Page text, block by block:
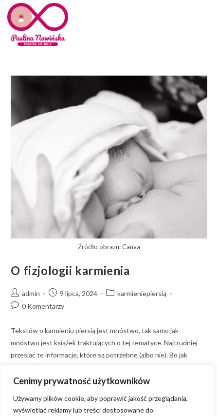
Cenimy prywatność użytkowników
Używamy plików cookie, aby poprawić jakość przeglądania,
wyświetlać reklamy lub treści dostosowane do
Źródło obrazu: Canva
O fizjologii karmienia
admin 9 lipca, 2024
karmieniepiersią
0 Komentarzy
Tekstów o karmieniu piersią jest mnóstwo, tak samo jak
mnóstwo jest książek traktujących o tej tematyce. Najtrudniej
przesiać te informacje, które są potrzebne (albo nie). Bo jak
odnaleźć się w…